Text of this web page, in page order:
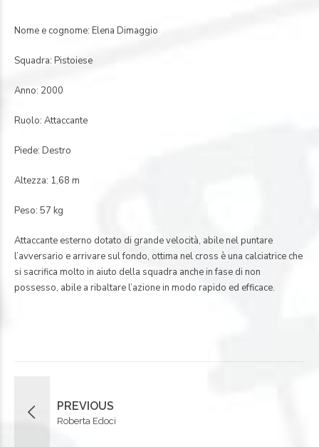
Nome e cognome: Elena Dimaggio
Squadra: Pistoiese
Anno: 2000
Ruolo: Attaccante
Piede: Destro
Altezza: 1,68 m
Peso: 57 kg
Attaccante esterno dotato di grande velocità, abile nel puntare
l’avversario e arrivare sul fondo, ottima nel cross è una calciatrice che
si sacrifica molto in aiuto della squadra anche in fase di non
possesso, abile a ribaltare l’azione in modo rapido ed efficace.
PREVIOUS
Roberta Edoci